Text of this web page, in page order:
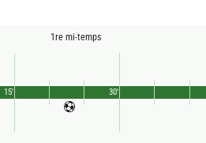
1re mi-temps
15' 30'